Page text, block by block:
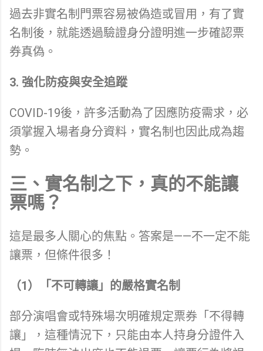
過去非實名制門票容易被偽造或冒用，有了實
名制後，就能透過驗證身分證明進一步確認票
券真偽。
3. 強化防疫與安全追蹤
COVID-19後，許多活動為了因應防疫需求，必
須掌握入場者身分資料，實名制也因此成為趨
勢。
三、實名制之下，真的不能讓
票嗎？
這是最多人關心的焦點。答案是——不一定不能
讓票，但條件很多！
（1）「不可轉讓」的嚴格實名制
部分演唱會或特殊場次明確規定票券「不得轉
讓」，這種情況下，只能由本人持身分證件入